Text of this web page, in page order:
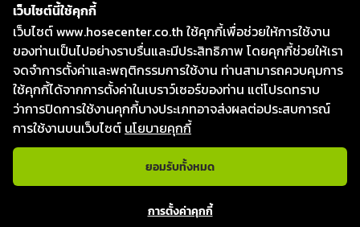
ติดต่อเรา
Line : @hosecenter
Hose Center ศูนย์รวมท่อ สายยาง และข้อต่อ
Hose Center ศูนย์รวมท่อ สายยาง และข้อต่อ
Hosecenter
บริษัท โฮสเซ็นเตอร์ จำกัด
designed & Developed by Fresh Digital.
แชทกับเจ้าหน้าที่
เว็บไซต์นี้ใช้คุกกี้
เว็บไซต์ www.hosecenter.co.th ใช้คุกกี้เพื่อช่วยให้การใช้งาน
ของท่านเป็นไปอย่างราบรื่นและมีประสิทธิภาพ โดยคุกกี้ช่วยให้เรา
จดจำการตั้งค่าและพฤติกรรมการใช้งาน ท่านสามารถควบคุมการ
ใช้คุกกี้ได้จากการตั้งค่าในเบราว์เซอร์ของท่าน แต่โปรดทราบ
ว่าการปิดการใช้งานคุกกี้บางประเภทอาจส่งผลต่อประสบการณ์
การใช้งานบนเว็บไซต์ นโยบายคุกกี้
ยอมรับทั้งหมด
การตั้งค่าคุกกี้